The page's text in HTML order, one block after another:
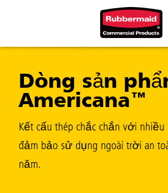
Trung Quốc (CN)
Hồng Kông
Hàn Quốc (KR)
Nhật Bản (JP)
Dòng sản
Americana™
Kết cấu thép chắc chắn với
đảm bảo sử dụng ngoài trời an
năm.